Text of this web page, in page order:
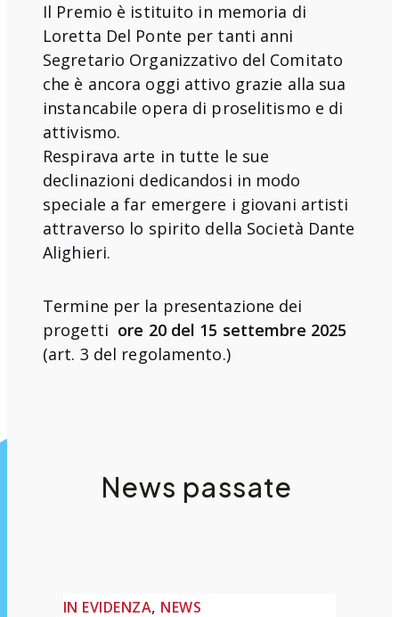
Il Premio è istituito in memoria di
Loretta Del Ponte per tanti anni
Segretario Organizzativo del Comitato
che è ancora oggi attivo grazie alla sua
instancabile opera di proselitismo e di
attivismo.
Respirava arte in tutte le sue
declinazioni dedicandosi in modo
speciale a far emergere i giovani artisti
attraverso lo spirito della Società Dante
Alighieri.
Termine per la presentazione dei
progetti ore 20 del 15 settembre 2025
(art. 3 del regolamento.)
News passate
IN EVIDENZA, NEWS